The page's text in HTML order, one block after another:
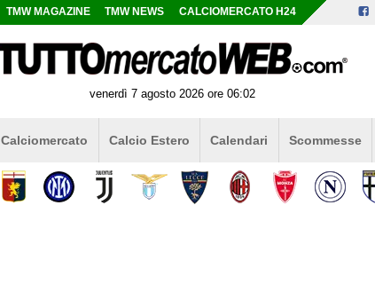
TMW MAGAZINE TMW NEWS CALCIOMERCATO H24
venerdì 7 agosto 2026 ore 06:02
Calciomercato Calcio Estero Calendari Scommesse